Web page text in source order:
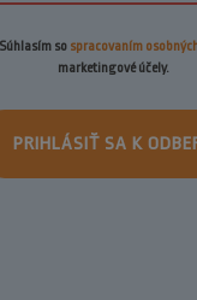
Súhlasím so spracovaním
marketingové účely.
PRIHLÁSIŤ SA K